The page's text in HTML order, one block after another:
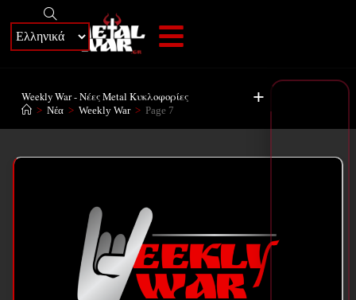
+
Weekly War - Νέες Metal Κυκλοφορίες
> Νέα > Weekly War > Page 7